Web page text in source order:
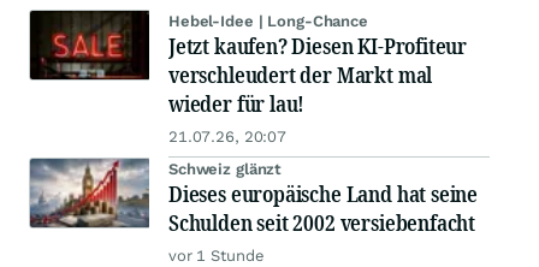
Hebel-Idee | Long-Chance
Jetzt kaufen? Diesen KI-Profiteur
verschleudert der Markt mal
wieder für lau!
21.07.26, 20:07
Schweiz glänzt
Dieses europäische Land hat seine
Schulden seit 2002 versiebenfacht
vor 1 Stunde